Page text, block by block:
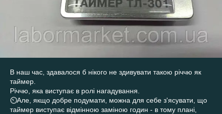
В наш час, здавалося б нікого не здивувати такою річчю як
таймер.
Річчю, яка виступає в ролі нагадування.
⏲️Але, якщо добре подумати, можна для себе з'ясувати, що
таймер виступає відмінною заміною годин - в тому плані,